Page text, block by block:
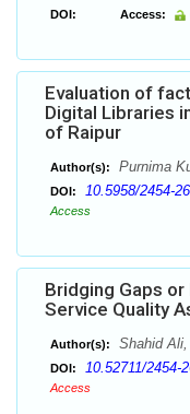
DOI: Access:
Evaluation of
Digital Libraries
of Raipur
Author(s): Purnima
DOI: 10.5958/2454-
Access
Bridging Gaps
Service Quality
Author(s): Shahid
DOI: 10.52711/2454-
Access